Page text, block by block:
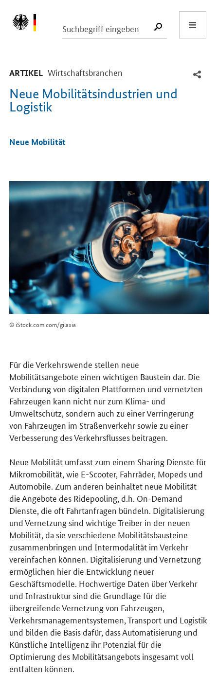
SUCHE
ARTIKEL -
Wirtschaftsbranchen
Neue Mobilitätsindustrien und
Logistik
Neue Mobilität
© iStock.com.com/gilaxia
Für die Verkehrswende stellen neue
Mobilitätsangebote einen wichtigen Baustein dar. Die
Verbindung von digitalen Plattformen und vernetzten
Fahrzeugen kann nicht nur zum Klima- und
Umweltschutz, sondern auch zu einer Verringerung
von Fahrzeugen im Straßenverkehr sowie zu einer
Verbesserung des Verkehrsflusses beitragen.
Neue Mobilität umfasst zum einem Sharing Dienste für
Mikromobilität, wie E-Scooter, Fahrräder, Mopeds und
Automobile. Zum anderen beinhaltet neue Mobilität
die Angebote des Ridepooling, d.h. On-Demand
Dienste, die oft Fahrtanfragen bündeln. Digitalisierung
und Vernetzung sind wichtige Treiber in der neuen
Mobilität, da sie verschiedene Mobilitätsbausteine
zusammenbringen und Intermodalität im Verkehr
vereinfachen können. Digitalisierung und Vernetzung
ermöglichen hier die Entwicklung neuer
Geschäftsmodelle. Hochwertige Daten über Verkehr
und Infrastruktur sind die Grundlage für die
übergreifende Vernetzung von Fahrzeugen,
Verkehrsmanagementsystemen, Transport und Logistik
und bilden die Basis dafür, dass Automatisierung und
Künstliche Intelligenz ihr Potenzial für die
Optimierung des Mobilitätsangebots insgesamt voll
entfalten können.